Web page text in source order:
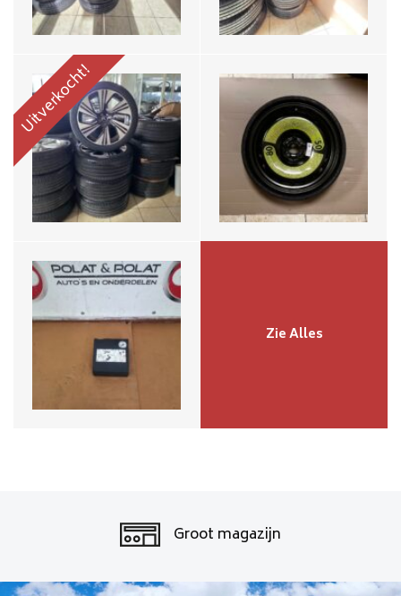
Uitverkocht!
Audi Lucht Compressor
4L0012616
€50,-
Zie Alles
Groot magazijn